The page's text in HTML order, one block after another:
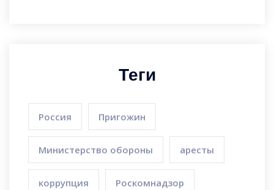
Теги
Россия Пригожин
Министерство обороны аресты
коррупция Роскомнадзор